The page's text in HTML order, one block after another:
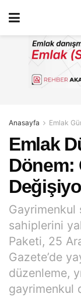
Anasayfa Emlak
Emlak
Dönem:
Gayrimenkul
sahiplerini
Paketi, 25
Gazete’de
düzenleme,
gayrimenkul